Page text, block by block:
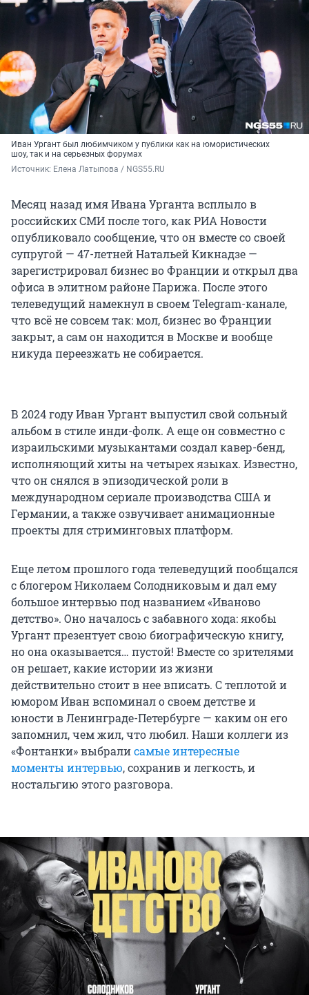
Иван Ургант был любимчиком у публики как на юмористических
шоу, так и на серьезных форумах
Источник: Елена Латыпова / NGS55.RU
Месяц назад имя Ивана Урганта всплыло в
российских СМИ после того, как РИА Новости
опубликовало сообщение, что он вместе со своей
супругой — 47-летней Натальей Кикнадзе —
зарегистрировал бизнес во Франции и открыл два
офиса в элитном районе Парижа. После этого
телеведущий намекнул в своем Telegram-канале,
что всё не совсем так: мол, бизнес во Франции
закрыт, а сам он находится в Москве и вообще
никуда переезжать не собирается.
В 2024 году Иван Ургант выпустил свой сольный
альбом в стиле инди-фолк. А еще он совместно с
израильскими музыкантами создал кавер-бенд,
исполняющий хиты на четырех языках. Известно,
что он снялся в эпизодической роли в
международном сериале производства США и
Германии, а также озвучивает анимационные
проекты для стриминговых платформ.
Еще летом прошлого года телеведущий пообщался
с блогером Николаем Солодниковым и дал ему
большое интервью под названием «Иваново
детство». Оно началось с забавного хода: якобы
Ургант презентует свою биографическую книгу,
но она оказывается… пустой! Вместе со зрителями
он решает, какие истории из жизни
действительно стоит в нее вписать. С теплотой и
юмором Иван вспоминал о своем детстве и
юности в Ленинграде-Петербурге — каким он его
запомнил, чем жил, что любил. Наши коллеги из
«Фонтанки» выбралисамые интересные
моменты интервью, сохранив и легкость, и
ностальгию этого разговора.